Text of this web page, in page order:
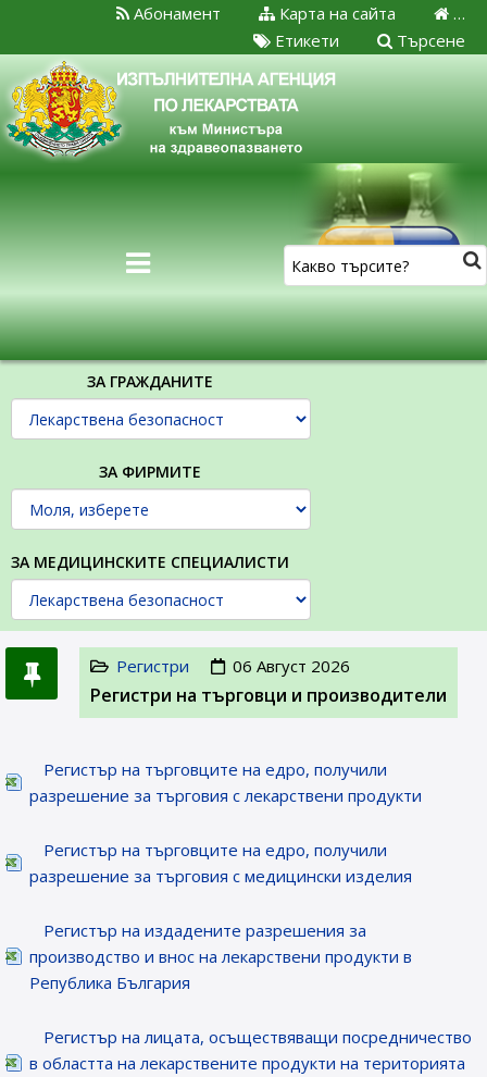
…
Карта на сайта
Абонамент
Търсене
Етикети
ЗА ГРАЖДАНИТЕ
ЗА ФИРМИТЕ
ЗА МЕДИЦИНСКИТЕ СПЕЦИАЛИСТИ
Регистри 06 Август 2026
Регистри на търговци и производители
Регистър на търговците на едро, получили
разрешение за търговия с лекарствени продукти
Регистър на търговците на едро, получили
разрешение за търговия с медицински изделия
Регистър на издадените разрешения за
производство и внос на лекарствени продукти в
Република България
Регистър на лицата, осъществяващи посредничество
в областта на лекарствените продукти на територията